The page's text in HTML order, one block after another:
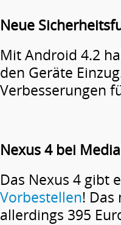
Neue
Mit Android 4.2
den Geräte
Verbesserungen
Nexus 4 bei
Das Nexus 4 gibt
Vorbestellen! Das
allerdings 395